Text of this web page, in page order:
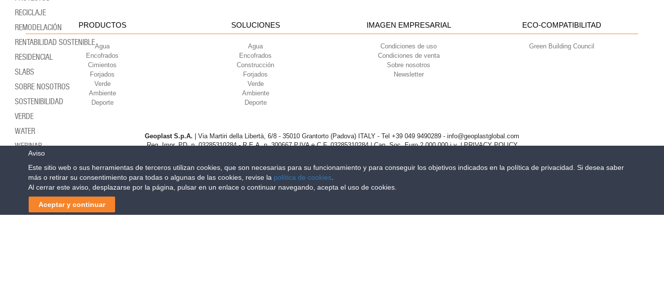
RECICLAJE
REMODELACIÓN
RENTABILIDAD SOSTENIBLE
RESIDENCIAL
SLABS
SOBRE NOSOTROS
SOSTENIBILIDAD
VERDE
WATER
WEBINAR
PRODUCTOS
Agua
Encofrados
Cimientos
Forjados
Verde
Ambiente
Deporte
SOLUCIONES
Agua
Encofrados
Construcción
Forjados
Verde
Ambiente
Deporte
IMAGEN EMPRESARIAL
Condiciones de uso
Condiciones de venta
Sobre nosotros
Newsletter
ECO-COMPATIBILITAD
Green Building Council
Geoplast S.p.A. | Via Martiri della Libertà, 6/8 - 35010 Grantorto (Padova) ITALY - Tel +39 049 9490289 - info@geoplastglobal.com
Reg. Impr. PD. n. 03285310284 - R.E.A. n. 300667 P.IVA e C.F. 03285310284 | Cap. Soc. Euro 2.000.000 i.v. |PRIVACY POLICY
Aviso
Este sitio web o sus herramientas de terceros utilizan cookies, que son necesarias para su funcionamiento y para conseguir los objetivos indicados en la política de privacidad. Si desea saber
más o retirar su consentimiento para todas o algunas de las cookies, revise la política de cookies
Al cerrar este aviso, desplazarse por la página, pulsar en un enlace o continuar navegando, acepta el uso de cookies.
Aceptar y continuar